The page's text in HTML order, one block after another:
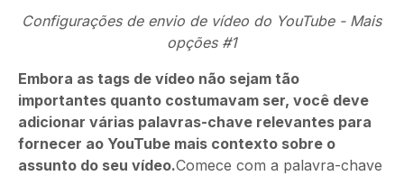
Configurações de envio de vídeo do YouTube - Mais
opções #1
Embora as tags de vídeo não sejam tão
importantes quanto costumavam ser, você deve
adicionar várias palavras-chave relevantes para
fornecer ao YouTube mais contexto sobre o
assunto do seu vídeo.Comece com a palavra-chave